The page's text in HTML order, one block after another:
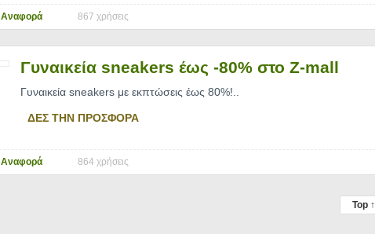
Αναφορά 867 χρήσεις
Γυναικεία sneakers έως -80% στο Z-mall
Γυναικεία sneakers με εκπτώσεις έως 80%!
ΔΕΣ ΤΗΝ ΠΡΟΣΦΟΡΑ
Αναφορά 864 χρήσεις
Top ↑